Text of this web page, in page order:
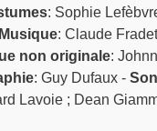
: Sophie
Musique: Claude
non originale:
: Guy Dufaux -Son
Lavoie ; Dean